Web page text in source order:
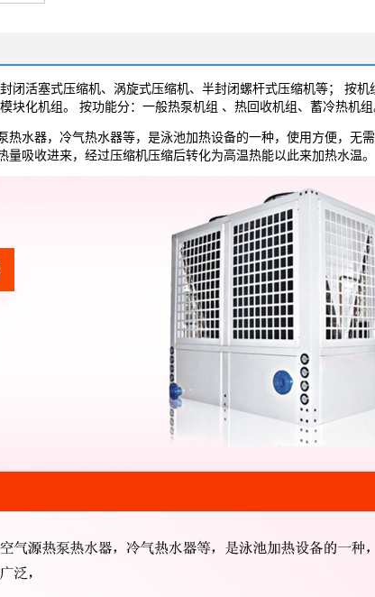
闭活塞式压缩机、涡旋式压缩机、半封闭螺杆式压缩机等； 按
化机组。 按功能分：一般热泵机组 、热回收机组、蓄冷热机组
热水器，冷气热水器等，是泳池加热设备的一种，使用方便，无
吸收进来，经过压缩机压缩后转化为高温热能以此来加热水温。